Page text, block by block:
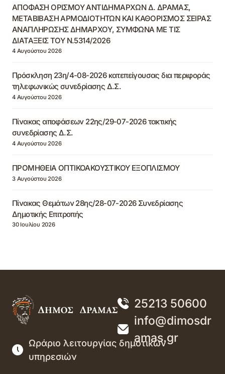
ΑΠΟΦΑΣΗ ΟΡΙΣΜΟΥ ΑΝΤΙΔΗΜΑΡΧΩΝ Δ. ΔΡΑΜΑΣ,
ΜΕΤΑΒΙΒΑΣΗ ΑΡΜΟΔΙΟΤΗΤΩΝ ΚΑΙ ΚΑΘΟΡΙΣΜΟΣ ΣΕΙΡΑΣ
ΑΝΑΠΛΗΡΩΣΗΣ ΔΗΜΑΡΧΟΥ, ΣΥΜΦΩΝΑ ΜΕ ΤΙΣ
ΔΙΑΤΑΞΕΙΣ ΤΟΥ Ν.5314/2026
4 Αυγούστου 2026
Πρόσκληση 23η/4-08-2026 κατεπείγουσας δια περιφοράς
τηλεφωνικώς συνεδρίασης Δ.Σ.
4 Αυγούστου 2026
Πίνακας αποφάσεων 22ης/29-07-2026 τακτικής
συνεδρίασης Δ.Σ.
4 Αυγούστου 2026
ΠΡΟΜΗΘΕΙΑ ΟΠΤΙΚΟΑΚΟΥΣΤΙΚΟΥ ΕΞΟΠΛΙΣΜΟΥ
3 Αυγούστου 2026
Πίνακας Θεμάτων 28ης/28-07-2026 Συνεδρίασης
Δημοτικής Επιτροπής
30 Ιουλίου 2026
25213 50600
info@dimosdr
amas.gr
Ωράριο λειτουργίας δημοτικών
υπηρεσιών